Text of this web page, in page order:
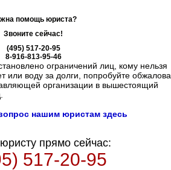
помощь юриста?
Звоните сейчас!
(495) 517-20-95
8-916-813-95-46
ограничений лиц, кому нельзя
или воду за долги, попробуйте
организации в вышестоящий
нашим юристам здесь
прямо сейчас:
517-20-95